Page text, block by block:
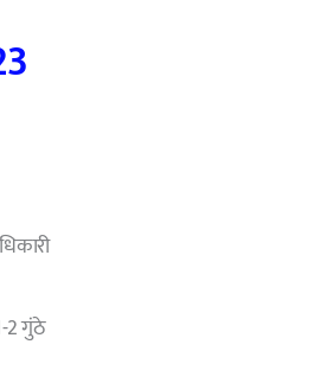
2 गुंठे